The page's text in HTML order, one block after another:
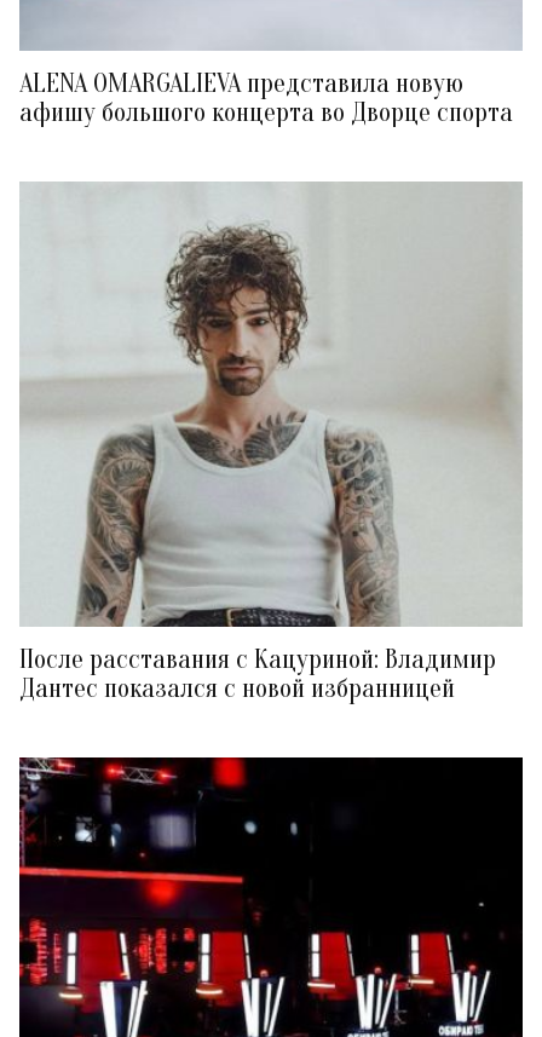
ALENA OMARGALIEVA представила новую
афишу большого концерта во Дворце спорта
После расставания с Кацуриной: Владимир
Дантес показался с новой избранницей